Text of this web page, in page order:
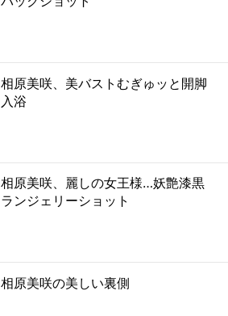
相原美咲、美バストむぎゅッと開脚
入浴
相原美咲、麗しの女王様…妖艶漆黒
ランジェリーショット
相原美咲の美しい裏側